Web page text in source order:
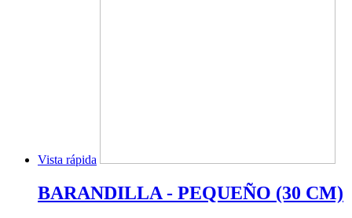
Vista rápida
BARANDILLA - PEQUEÑO (30 CM)